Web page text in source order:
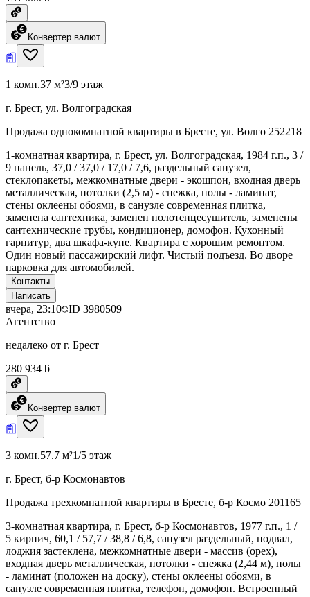
Конвертер валют
1 комн.37 м²3/9 этаж
г. Брест, ул. Волгоградская
Продажа однокомнатной квартиры в Бресте, ул. Волго 252218
1-комнатная квартира, г. Брест, ул. Волгоградская, 1984 г.п., 3 /
9 панель, 37,0 / 37,0 / 17,0 / 7,6, раздельный санузел,
стеклопакеты, межкомнатные двери - экошпон, входная дверь
металлическая, потолки (2,5 м) - снежка, полы - ламинат,
стены оклеены обоями, в санузле современная плитка,
заменена сантехника, заменен полотенцесушитель, заменены
сантехнические трубы, кондиционер, домофон. Кухонный
гарнитур, два шкафа-купе. Квартира с хорошим ремонтом.
Один новый пассажирский лифт. Чистый подъезд. Во дворе
парковка для автомобилей.
Контакты
Написать
вчера, 23:10 ID 3980509
Агентство
недалеко от г. Брест
280 934 ƃ
Конвертер валют
3 комн.57.7 м²1/5 этаж
г. Брест, б-р Космонавтов
Продажа трехкомнатной квартиры в Бресте, б-р Космо 201165
3-комнатная квартира, г. Брест, б-р Космонавтов, 1977 г.п., 1 /
5 кирпич, 60,1 / 57,7 / 38,8 / 6,8, санузел раздельный, подвал,
лоджия застеклена, межкомнатные двери - массив (орех),
входная дверь металлическая, потолки - снежка (2,44 м), полы
- ламинат (положен на доску), стены оклеены обоями, в
санузле современная плитка, телефон, домофон. Встроенный